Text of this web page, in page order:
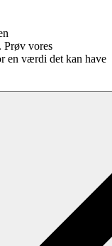
vores
en værdi det kan have